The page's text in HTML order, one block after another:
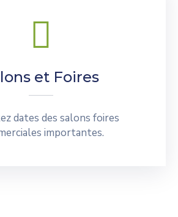
et Foires
dates des salons foires
importantes.